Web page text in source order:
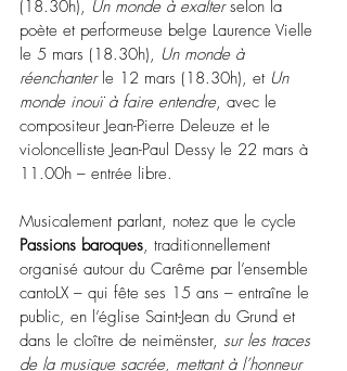
(18.30h), Un monde à exalter selon la
poète et performeuse belge Laurence Vielle
le 5 mars (18.30h), Un monde à
réenchanter le 12 mars (18.30h), et Un
monde inouï à faire entendre, avec le
compositeur Jean-Pierre Deleuze et le
violoncelliste Jean-Paul Dessy le 22 mars à
11.00h – entrée libre.
Musicalement parlant, notez que le cycle
Passions baroques, traditionnellement
organisé autour du Carême par l’ensemble
cantoLX – qui fête ses 15 ans – entraîne le
public, en l’église Saint-Jean du Grund et
dans le cloître de neimënster, sur les traces
de la musique sacrée, mettant à l’honneur